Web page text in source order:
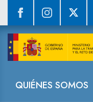
QUIÉNES SOMOS
Sala